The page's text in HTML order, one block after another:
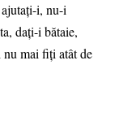
i, nu-i
dați-i bătaie,
mai fiți atât de